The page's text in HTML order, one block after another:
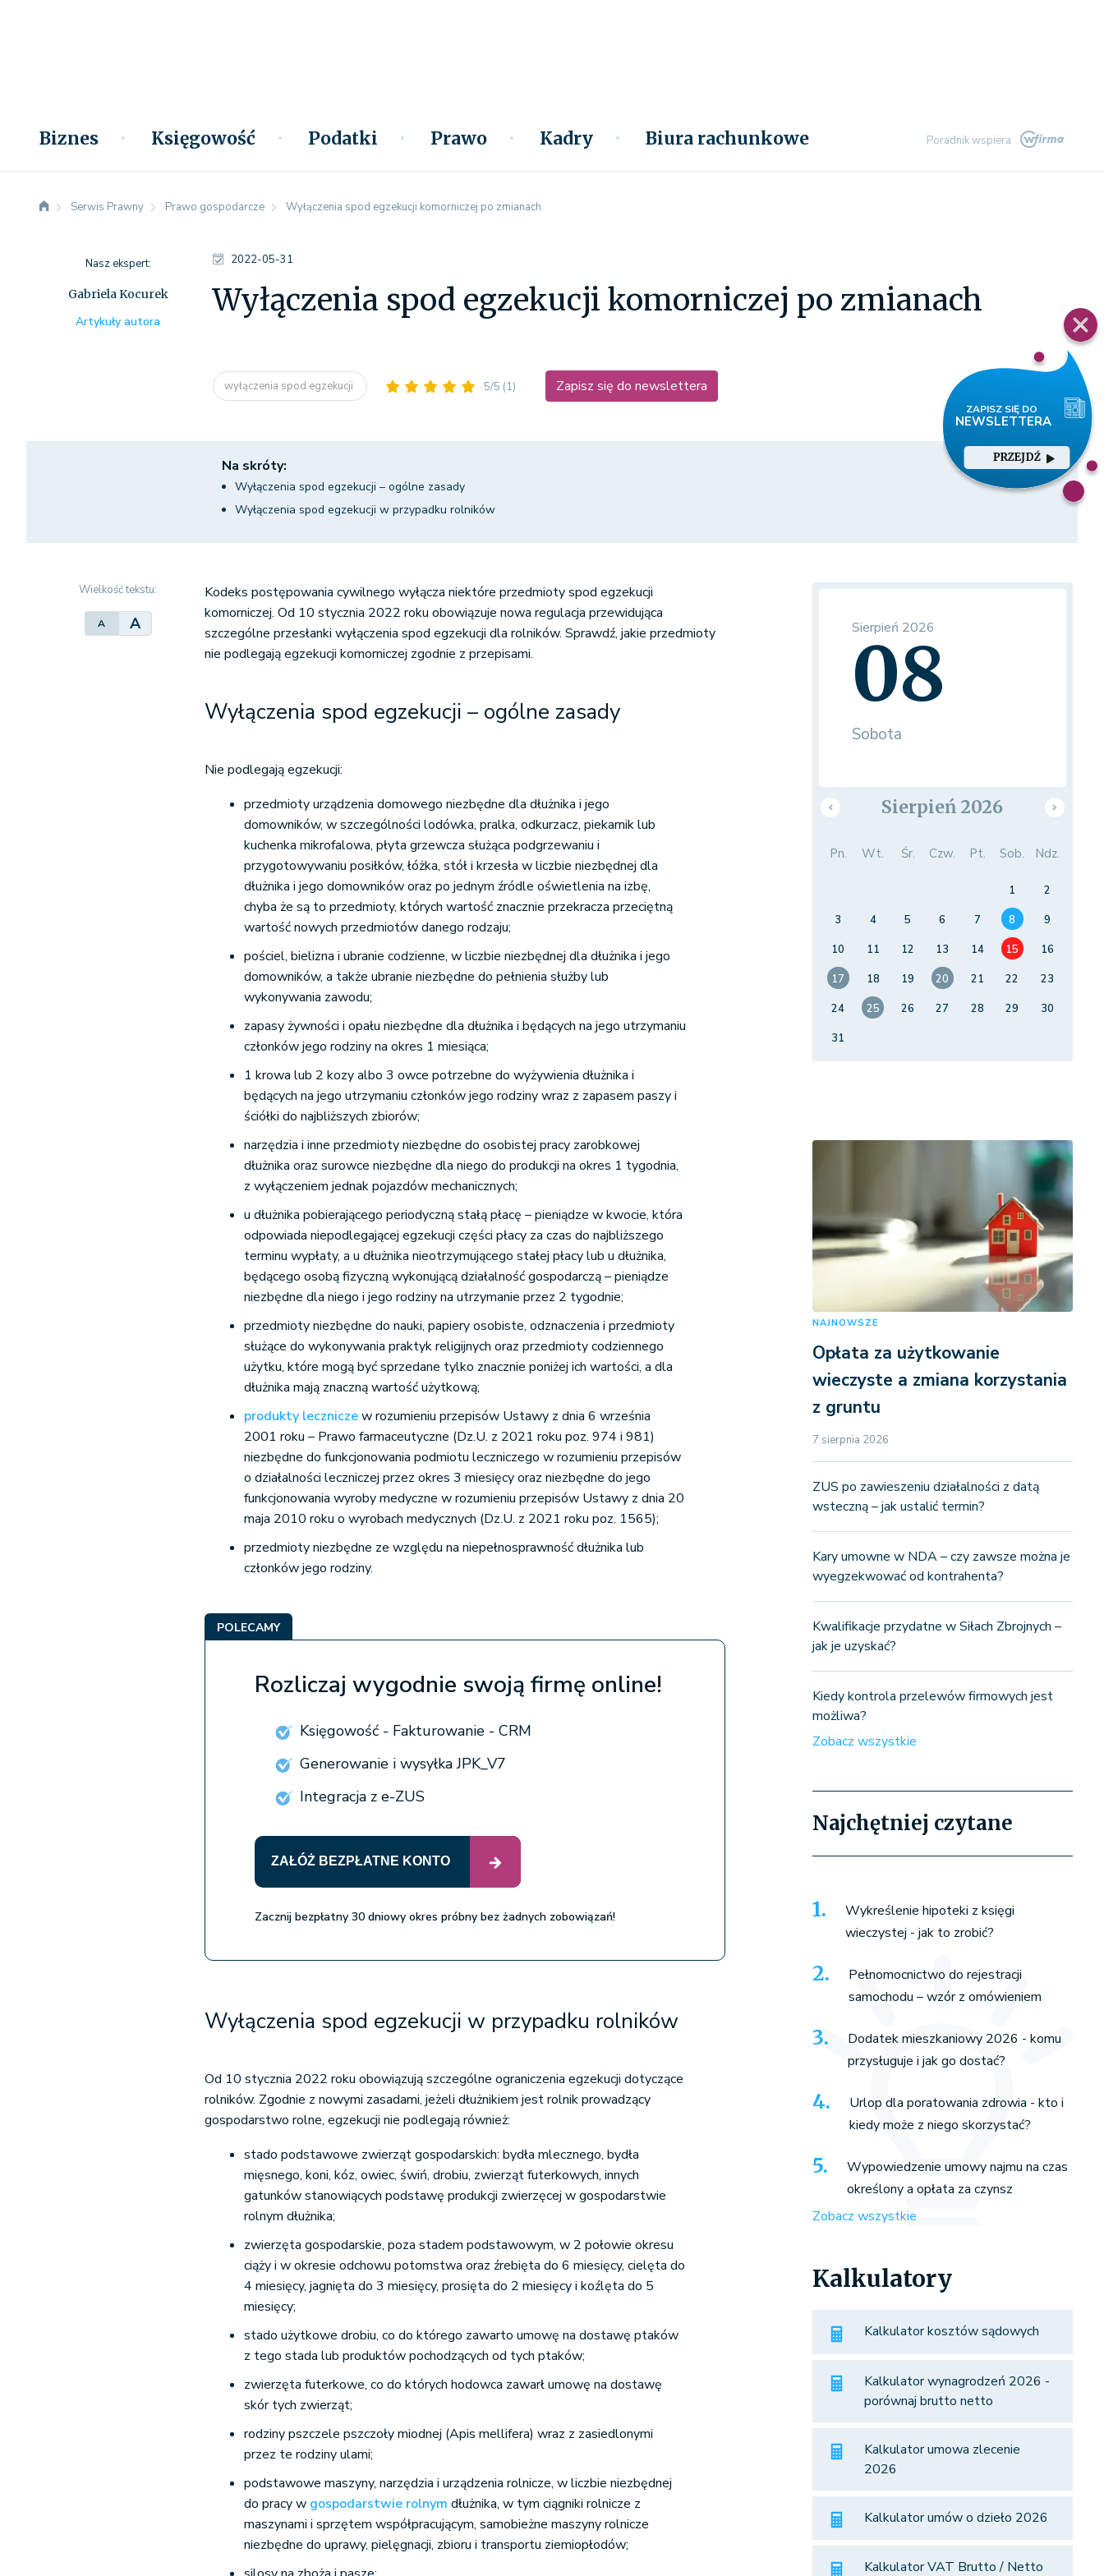
Biznes Księgowość Podatki Prawo Kadry Biura rachunkowe Poradnik wspiera
PRZEJDŹ
Serwis Prawny Prawo gospodarcze Wyłączenia spod egzekucji komorniczej po zmianach
2022-05-31
Wyłączenia spod egzekucji komorniczej po zmianach
wyłączenia spod egzekucji 5/5 (1) Zapisz się do newslettera
Nasz ekspert:
Gabriela Kocurek
Artykuły autora
Na skróty:
Wyłączenia spod egzekucji – ogólne zasady
Wyłączenia spod egzekucji w przypadku rolników
Wielkość tekstu:
A A
Kodeks postępowania cywilnego wyłącza niektóre przedmioty spod egzekucji
komorniczej. Od 10 stycznia 2022 roku obowiązuje nowa regulacja przewidująca
szczególne przesłanki wyłączenia spod egzekucji dla rolników. Sprawdź, jakie przedmioty
nie podlegają egzekucji komorniczej zgodnie z przepisami.
Wyłączenia spod egzekucji – ogólne zasady
Nie podlegają egzekucji:
przedmioty urządzenia domowego niezbędne dla dłużnika i jego
domowników, w szczególności lodówka, pralka, odkurzacz, piekarnik lub
kuchenka mikrofalowa, płyta grzewcza służąca podgrzewaniu i
przygotowywaniu posiłków, łóżka, stół i krzesła w liczbie niezbędnej dla
dłużnika i jego domowników oraz po jednym źródle oświetlenia na izbę,
chyba że są to przedmioty, których wartość znacznie przekracza przeciętną
wartość nowych przedmiotów danego rodzaju;
pościel, bielizna i ubranie codzienne, w liczbie niezbędnej dla dłużnika i jego
domowników, a także ubranie niezbędne do pełnienia służby lub
wykonywania zawodu;
zapasy żywności i opału niezbędne dla dłużnika i będących na jego utrzymaniu
członków jego rodziny na okres 1 miesiąca;
1 krowa lub 2 kozy albo 3 owce potrzebne do wyżywienia dłużnika i
będących na jego utrzymaniu członków jego rodziny wraz z zapasem paszy i
ściółki do najbliższych zbiorów;
narzędzia i inne przedmioty niezbędne do osobistej pracy zarobkowej
dłużnika oraz surowce niezbędne dla niego do produkcji na okres 1 tygodnia,
z wyłączeniem jednak pojazdów mechanicznych;
u dłużnika pobierającego periodyczną stałą płacę – pieniądze w kwocie, która
odpowiada niepodlegającej egzekucji części płacy za czas do najbliższego
terminu wypłaty, a u dłużnika nieotrzymującego stałej płacy lub u dłużnika,
będącego osobą fizyczną wykonującą działalność gospodarczą – pieniądze
niezbędne dla niego i jego rodziny na utrzymanie przez 2 tygodnie;
przedmioty niezbędne do nauki, papiery osobiste, odznaczenia i przedmioty
służące do wykonywania praktyk religijnych oraz przedmioty codziennego
użytku, które mogą być sprzedane tylko znacznie poniżej ich wartości, a dla
dłużnika mają znaczną wartość użytkową;
produkty leczniczew rozumieniu przepisów Ustawy z dnia 6 września
2001 roku – Prawo farmaceutyczne (Dz.U. z 2021 roku poz. 974 i 981)
niezbędne do funkcjonowania podmiotu leczniczego w rozumieniu przepisów
o działalności leczniczej przez okres 3 miesięcy oraz niezbędne do jego
funkcjonowania wyroby medyczne w rozumieniu przepisów Ustawy z dnia 20
maja 2010 roku o wyrobach medycznych (Dz.U. z 2021 roku poz. 1565);
przedmioty niezbędne ze względu na niepełnosprawność dłużnika lub
członków jego rodziny.
POLECAMY
Rozliczaj wygodnie swoją firmę online!
Księgowość - Fakturowanie - CRM
Generowanie i wysyłka JPK_V7
Integracja z e-ZUS
ZAŁÓŻ BEZPŁATNE KONTO
Zacznij bezpłatny 30 dniowy okres próbny bez żadnych zobowiązań!
Wyłączenia spod egzekucji w przypadku rolników
Od 10 stycznia 2022 roku obowiązują szczególne ograniczenia egzekucji dotyczące
rolników. Zgodnie z nowymi zasadami, jeżeli dłużnikiem jest rolnik prowadzący
gospodarstwo rolne, egzekucji nie podlegają również:
stado podstawowe zwierząt gospodarskich: bydła mlecznego, bydła
mięsnego, koni, kóz, owiec, świń, drobiu, zwierząt futerkowych, innych
gatunków stanowiących podstawę produkcji zwierzęcej w gospodarstwie
rolnym dłużnika;
zwierzęta gospodarskie, poza stadem podstawowym, w 2 połowie okresu
ciąży i w okresie odchowu potomstwa oraz źrebięta do 6 miesięcy, cielęta do
4 miesięcy, jagnięta do 3 miesięcy, prosięta do 2 miesięcy i koźlęta do 5
miesięcy;
stado użytkowe drobiu, co do którego zawarto umowę na dostawę ptaków
z tego stada lub produktów pochodzących od tych ptaków;
zwierzęta futerkowe, co do których hodowca zawarł umowę na dostawę
skór tych zwierząt;
rodziny pszczele pszczoły miodnej (Apis mellifera) wraz z zasiedlonymi
przez te rodziny ulami;
podstawowe maszyny, narzędzia i urządzenia rolnicze, w liczbie niezbędnej
do pracy w gospodarstwie rolnym dłużnika, w tym ciągniki rolnicze z
maszynami i sprzętem współpracującym, samobieżne maszyny rolnicze
niezbędne do uprawy, pielęgnacji, zbioru i transportu ziemiopłodów;
Sierpień 2026
08
Sobota
Sierpień 2026
Pn. Wt. Śr. Czw. Pt. Sob. Ndz.
1
2
3
4 5 6 7 8
9
10
11 12 13 14 15
16
17
18 19 20 21 22
23
24
25 26 27 28 29
30
31
NAJNOWSZE
Opłata za użytkowanie
wieczyste a zmiana korzystania
z gruntu
7 sierpnia 2026
ZUS po zawieszeniu działalności z datą
wsteczną – jak ustalić termin?
Kary umowne w NDA – czy zawsze można je
wyegzekwować od kontrahenta?
Kwalifikacje przydatne w Siłach Zbrojnych –
jak je uzyskać?
Kiedy kontrola przelewów firmowych jest
możliwa?
Zobacz wszystkie
Najchętniej czytane
Wykreślenie hipoteki z księgi
wieczystej - jak to zrobić?
Pełnomocnictwo do rejestracji
samochodu – wzór z omówieniem
Dodatek mieszkaniowy 2026 - komu
przysługuje i jak go dostać?
Urlop dla poratowania zdrowia - kto i
kiedy może z niego skorzystać?
Wypowiedzenie umowy najmu na czas
określony a opłata za czynsz
Zobacz wszystkie
Kalkulatory
Kalkulator kosztów sądowych
Kalkulator wynagrodzeń 2026 -
porównaj brutto netto
Kalkulator umowa zlecenie
2026
Kalkulator umów o dzieło 2026
Kalkulator VAT Brutto / Netto